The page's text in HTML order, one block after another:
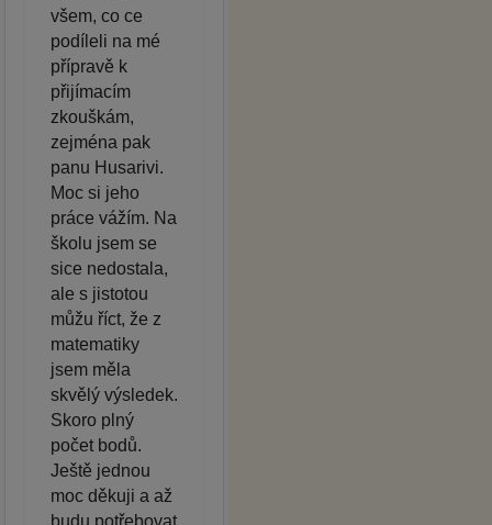
všem, co ce
podíleli na mé
přípravě k
přijímacím
zkouškám,
zejména pak
panu Husarivi.
Moc si jeho
práce vážím. Na
školu jsem se
sice nedostala,
ale s jistotou
můžu říct, že z
matematiky
jsem měla
skvělý výsledek.
Skoro plný
počet bodů.
Ještě jednou
moc děkuji a až